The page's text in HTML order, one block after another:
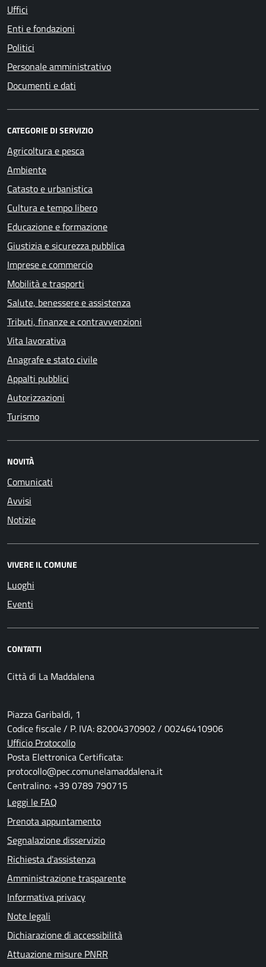
Uffici
Enti e fondazioni
Politici
Personale amministrativo
Documenti e dati
CATEGORIE DI SERVIZIO
Agricoltura e pesca
Ambiente
Catasto e urbanistica
Cultura e tempo libero
Educazione e formazione
Giustizia e sicurezza pubblica
Imprese e commercio
Mobilità e trasporti
Salute, benessere e assistenza
Tributi, finanze e contravvenzioni
Vita lavorativa
Anagrafe e stato civile
Appalti pubblici
Autorizzazioni
Turismo
NOVITÀ
Comunicati
Avvisi
Notizie
VIVERE IL COMUNE
Luoghi
Eventi
CONTATTI
Città di La Maddalena
Piazza Garibaldi, 1
Codice fiscale / P. IVA: 82004370902 / 00246410906
Ufficio Protocollo
Posta Elettronica Certificata:
protocollo@pec.comunelamaddalena.it
Centralino: +39 0789 790715
Leggi le FAQ
Prenota appuntamento
Segnalazione disservizio
Richiesta d'assistenza
Amministrazione trasparente
Informativa privacy
Note legali
Dichiarazione di accessibilità
Attuazione misure PNRR